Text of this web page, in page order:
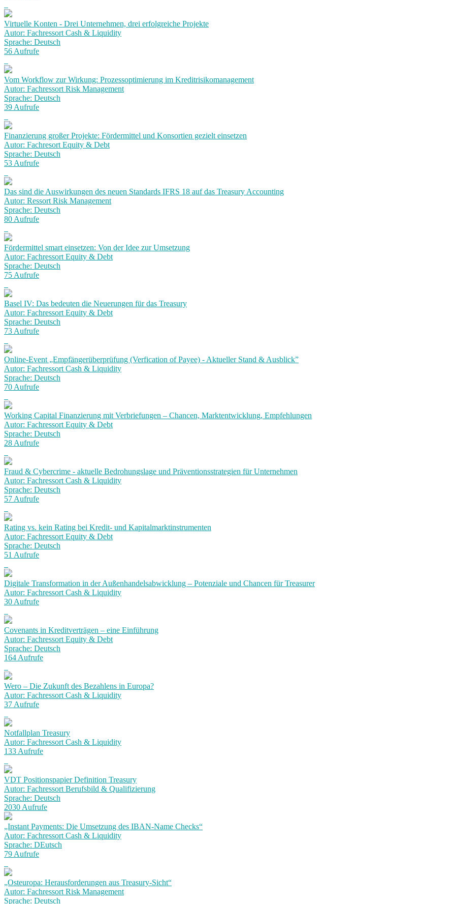
Virtuelle Konten - Drei Unternehmen, drei erfolgreiche Projekte
Autor: Fachressort Cash & Liquidity
Sprache: Deutsch
56 Aufrufe
Vom Workflow zur Wirkung: Prozessoptimierung im Kreditrisikomanagement
Autor: Fachressort Risk Management
Sprache: Deutsch
39 Aufrufe
Finanzierung großer Projekte: Fördermittel und Konsortien gezielt einsetzen
Autor: Fachresort Equity & Debt
Sprache: Deutsch
53 Aufrufe
Das sind die Auswirkungen des neuen Standards IFRS 18 auf das Treasury Accounting
Autor: Ressort Risk Management
Sprache: Deutsch
80 Aufrufe
Fördermittel smart einsetzen: Von der Idee zur Umsetzung
Autor: Fachressort Equity & Debt
Sprache: Deutsch
75 Aufrufe
Basel IV: Das bedeuten die Neuerungen für das Treasury
Autor: Fachressort Equity & Debt
Sprache: Deutsch
73 Aufrufe
Online-Event „Empfängerüberprüfung (Verfication of Payee) - Aktueller Stand & Ausblick”
Autor: Fachressort Cash & Liquidity
Sprache: Deutsch
70 Aufrufe
Working Capital Finanzierung mit Verbriefungen – Chancen, Marktentwicklung, Empfehlungen
Autor: Fachressort Equity & Debt
Sprache: Deutsch
28 Aufrufe
Fraud & Cybercrime - aktuelle Bedrohungslage und Präventionsstrategien für Unternehmen
Autor: Fachressort Cash & Liquidity
Sprache: Deutsch
57 Aufrufe
Rating vs. kein Rating bei Kredit- und Kapitalmarktinstrumenten
Autor: Fachressort Equity & Debt
Sprache: Deutsch
51 Aufrufe
Digitale Transformation in der Außenhandelsabwicklung – Potenziale und Chancen für Treasurer
Autor: Fachressort Cash & Liquidity
30 Aufrufe
Covenants in Kreditverträgen – eine Einführung
Autor: Fachressort Equity & Debt
Sprache: Deutsch
164 Aufrufe
Wero – Die Zukunft des Bezahlens in Europa?
Autor: Fachressort Cash & Liquidity
37 Aufrufe
Notfallplan Treasury
Autor: Fachressort Cash & Liquidity
133 Aufrufe
VDT Positionspapier Definition Treasury
Autor: Fachressort Berufsbild & Qualifizierung
Sprache: Deutsch
2030 Aufrufe
„Instant Payments: Die Umsetzung des IBAN-Name Checks“
Autor: Fachressort Cash & Liquidity
Sprache: DEutsch
79 Aufrufe
„Osteuropa: Herausforderungen aus Treasury-Sicht“
Autor: Fachressort Risk Management
Sprache: Deutsch